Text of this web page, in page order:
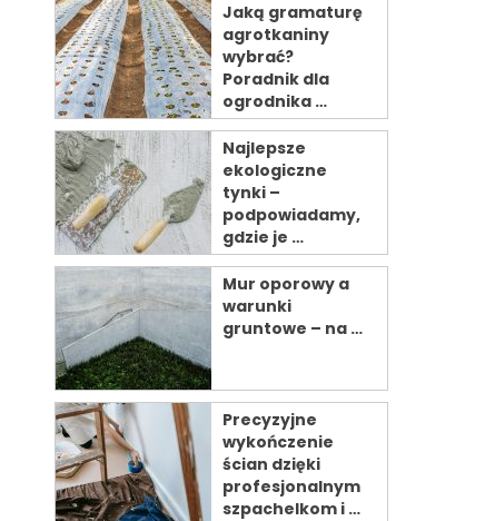
Jaką gramaturę
agrotkaniny
wybrać?
Poradnik dla
ogrodnika …
Najlepsze
ekologiczne
tynki –
podpowiadamy,
gdzie je …
Mur oporowy a
warunki
gruntowe – na …
Precyzyjne
wykończenie
ścian dzięki
profesjonalnym
szpachelkom i …